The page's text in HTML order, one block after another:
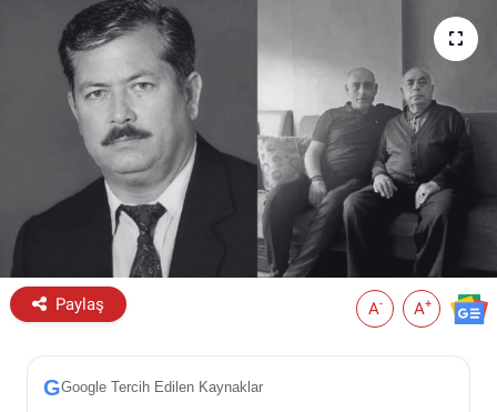
Paylaş A- A+
GGoogle Tercih Edilen Kaynaklar
ESKİŞEHİR NÖBETÇİ ECZANELER
Eskişehir Haber İçerikleri
Eskişehir Hava Durumu
Eskişehir Tramvay Saatleri
Eskişehir Otobüs Saatleri